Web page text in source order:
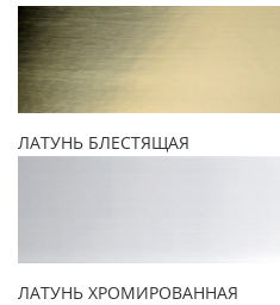
ЛАТУНЬ БЛЕСТЯЩАЯ
ЛАТУНЬ ХРОМИРОВАННАЯ